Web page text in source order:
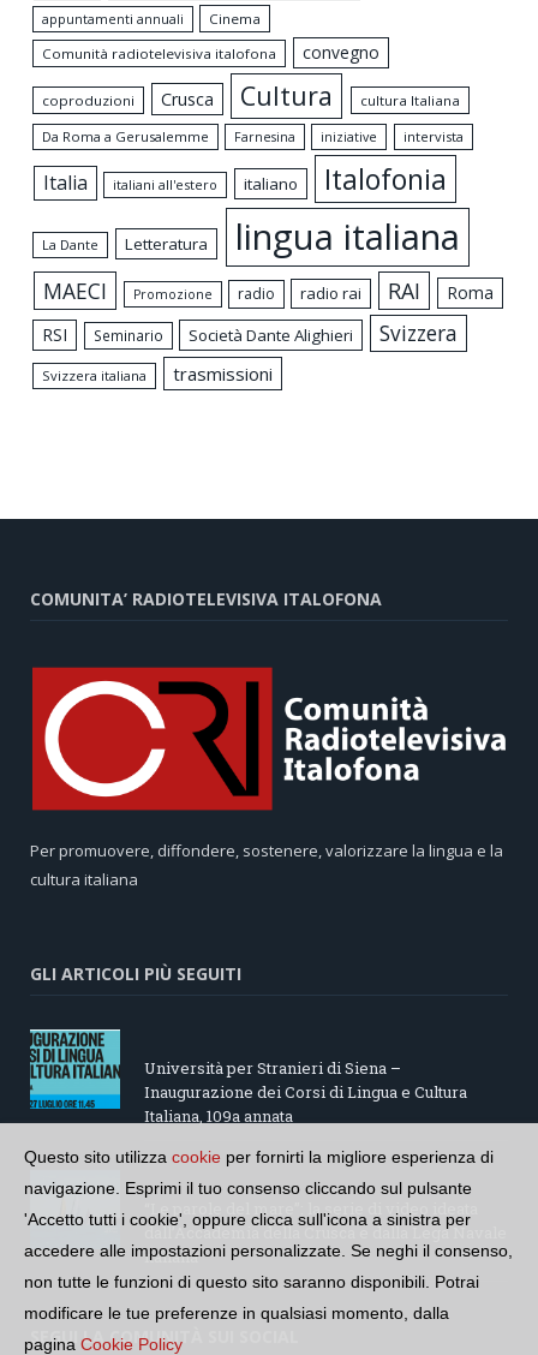
appuntamenti annuali
Cinema
Comunità radiotelevisiva italofona
convegno
coproduzioni Crusca Cultura
cultura Italiana
Da Roma a Gerusalemme
Farnesina iniziative intervista
Italia italiani all'estero italiano Italofonia
La Dante Letteratura lingua italiana
MAECI Promozione radio radio rai RAI
Roma
RSI
Seminario Società Dante Alighieri Svizzera
Svizzera italiana trasmissioni
COMUNITA’ RADIOTELEVISIVA ITALOFONA
Per promuovere, diffondere, sostenere, valorizzare la lingua e la
cultura italiana
GLI ARTICOLI PIÙ SEGUITI
Università per Stranieri di Siena –
Inaugurazione dei Corsi di Lingua e Cultura
Italiana, 109a annata
“Le parole del mare”: la serie di video ideata
dall’Accademia della Crusca e dalla Lega Navale
italiana
SEGUI LA COMUNITÀ SUI SOCIAL
Questo sito utilizza cookie per fornirti la migliore esperienza di
navigazione. Esprimi il tuo consenso cliccando sul pulsante
'Accetto tutti i cookie', oppure clicca sull'icona a sinistra per
accedere alle impostazioni personalizzate. Se neghi il consenso,
non tutte le funzioni di questo sito saranno disponibili. Potrai
modificare le tue preferenze in qualsiasi momento, dalla
pagina Cookie Policy